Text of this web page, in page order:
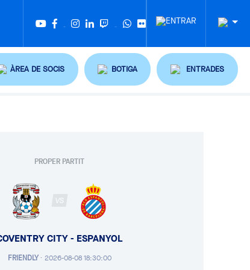
ÀREA DE SOCIS BOTIGA ENTRADES
PROPER PARTIT
VS
CITY - ESPANYOL
FRIENDLY· 2026-08-08 18:30:00